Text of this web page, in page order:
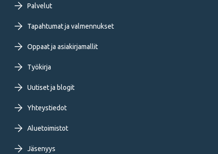
Footer
primary
menu
FI
Palvelut
Tapahtumat ja valmennukset
Oppaat ja asiakirjamallit
Työkirja
Uutiset ja blogit
Yhteystiedot
Aluetoimistot
Jäsenyys